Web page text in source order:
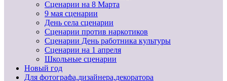
Сценарии на 8 Марта
9 мая сценарии
День села сценарии
Сценарии против наркотиков
Сценарии День работника культуры
Сценарии на 1 апреля
Школьные сценарии
Новый год
Для фотографа,дизайнера,декоратора